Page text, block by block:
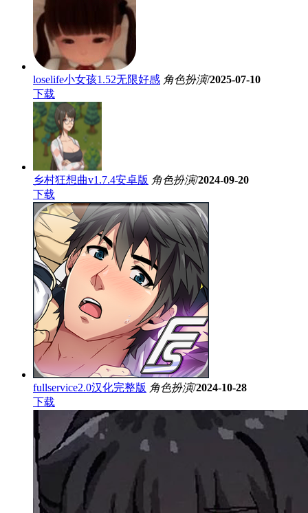
loselife小女孩1.52无限好感 角色扮演/2025-07-10
下载
乡村狂想曲v1.7.4安卓版 角色扮演/2024-09-20
下载
fullservice2.0汉化完整版 角色扮演/2024-10-28
下载